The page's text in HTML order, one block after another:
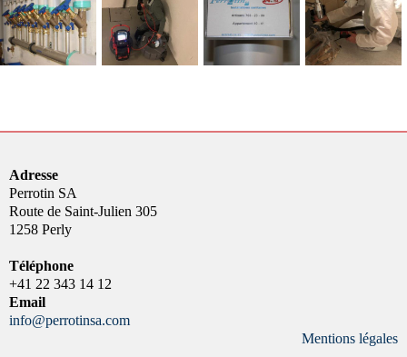
Adresse
Perrotin SA
Route de Saint-Julien 305
1258 Perly
Téléphone
+41 22 343 14 12
Email
info@perrotinsa.com
Mentions légales